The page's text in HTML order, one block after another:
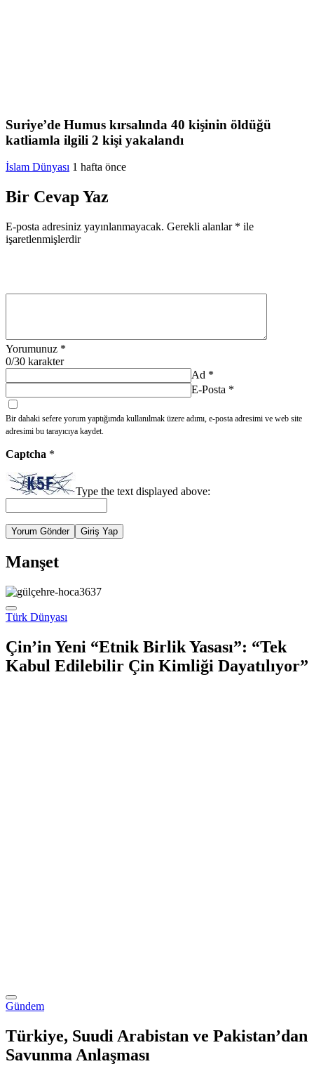
Suriye’de Humus kırsalında 40 kişinin öldüğü
katliamla ilgili 2 kişi yakalandı
İslam Dünyası 1 hafta önce
Bir Cevap Yaz
E-posta adresiniz yayınlanmayacak. Gerekli alanlar * ile
işaretlenmişlerdir
Yorumunuz *
0/30 karakter
Ad *
E-Posta *
Bir dahaki sefere yorum yaptığımda kullanılmak üzere adımı, e-posta adresimi ve web site
adresimi bu tarayıcıya kaydet.
Captcha *
Type the text displayed above:
Yorum Gönder Giriş Yap
Manşet
Türk Dünyası
Çin’in Yeni “Etnik Birlik Yasası”: “Tek
Kabul Edilebilir Çin Kimliği Dayatılıyor”
Gündem
Türkiye, Suudi Arabistan ve Pakistan’dan
Savunma Anlaşması